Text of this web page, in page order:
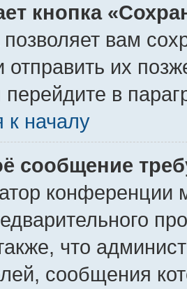
кнопка
вам
отправить их
в
к началу
сообщение
конференции
что
сообщения